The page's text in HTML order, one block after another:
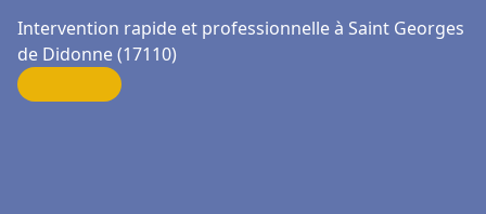
Intervention rapide et professionnelle à Saint Georges
de Didonne (17110)